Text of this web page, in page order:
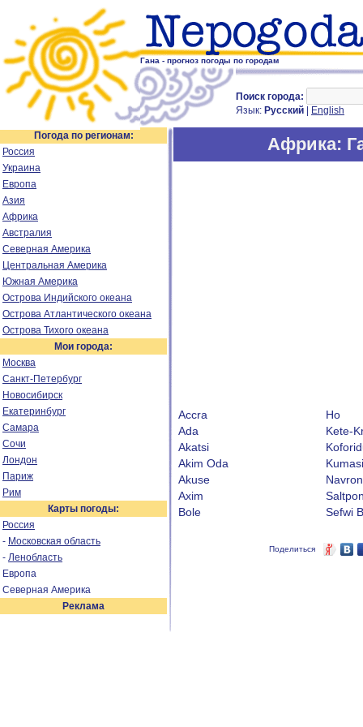
Гана - прогноз погоды по городам
Поиск города:
Язык: Русский English
Погода по регионам:
Россия
Украина
Европа
Азия
Африка
Австралия
Северная Америка
Центральная Америка
Южная Америка
Острова Индийского океана
Острова Атлантического океана
Острова Тихого океана
Мои города:
Москва
Санкт-Петербург
Новосибирск
Екатеринбург
Самара
Сочи
Лондон
Париж
Рим
Карты погоды:
Россия
- Московская область
- Ленобласть
Европа
Северная Америка
Реклама
Африка:
Accra
Ada
Akatsi
Akim Oda
Akuse
Axim
Bole
Ho
Kete-
Kumasi
Sefwi
Поделиться